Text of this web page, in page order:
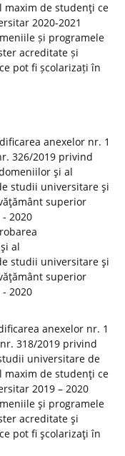
maxim de studenţi ce
2020-2021
și programele
acreditate și
pot fi școlarizați în
anexelor nr. 1
326/2019 privind
şi al
studii universitare şi
superior
2020
al
studii universitare şi
superior
2020
anexelor nr. 1
318/2019 privind
universitare de
maxim de studenţi ce
2019 – 2020
şi programele
acreditate şi
pot fi şcolarizaţi în